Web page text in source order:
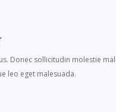
Donec sollicitudin molestie
leo eget malesuada.